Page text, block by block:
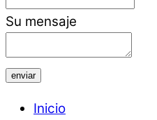
Su mensaje
enviar
Inicio